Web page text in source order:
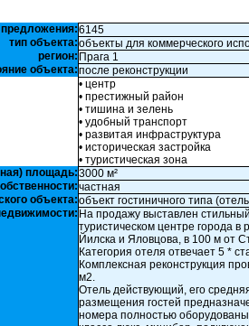
6145
тип объекта:объекты для коммерческого
регион: Прага 1
объекта:после реконструкции
• центр
• престижный район
• тишина и зелень
• удобный транспорт
• развитая инфраструктура
• историческая застройка
• туристическая зона
площадь:3000 м²
частная
объекта:объект гостиничного типа
На продажу выставлен
туристическом центре города
Йилска и Яловцова, в 100 м от
Категория отеля отвечает 5 *
Комплексная реконструкция
м2.
Отель действующий, его
размещения гостей
номера полностью